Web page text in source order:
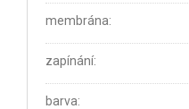
membrána:
zapínání:
barva: